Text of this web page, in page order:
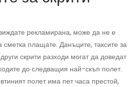
рекламирана, може да не е
сметка плащате. Данъците, таксите за
скрити разходи могат да доведат
до следващия най-скъп полет.
полет има пет часа престой,